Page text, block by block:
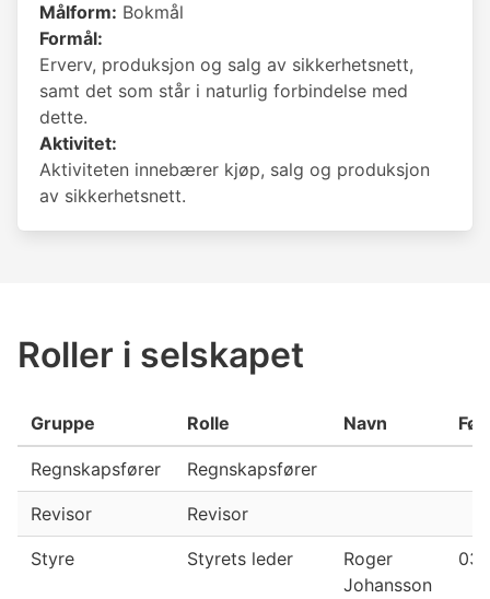
Målform: Bokmål
Formål:
Erverv, produksjon og salg av sikkerhetsnett,
samt det som står i naturlig forbindelse med
dette.
Aktivitet:
Aktiviteten innebærer kjøp, salg og produksjon
av sikkerhetsnett.
Roller i selskapet
Gruppe Rolle Navn
Regnskapsfører Regnskapsfører
Revisor Revisor
Styre Styrets leder
Roger
Johansson